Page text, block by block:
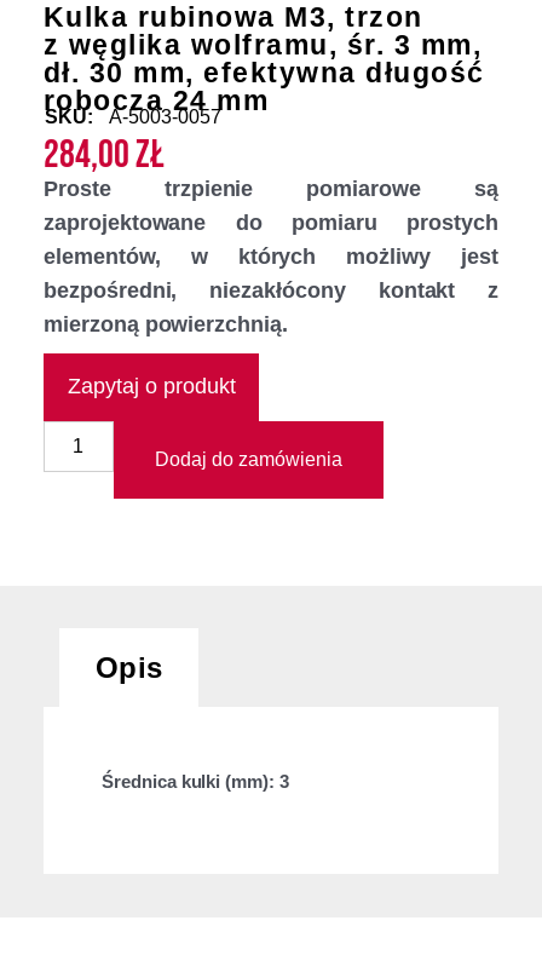
Kulka rubinowa M3, trzon
z węglika wolframu, śr. 3 mm,
dł. 30 mm, efektywna długość
robocza 24 mm
SKU: A-5003-0057
284,00zł
Proste trzpienie pomiarowe są
zaprojektowane do pomiaru prostych
elementów, w których możliwy jest
bezpośredni, niezakłócony kontakt z
mierzoną powierzchnią.
Zapytaj o produkt
Dodaj do zamówienia
Opis
Średnica kulki (mm): 3